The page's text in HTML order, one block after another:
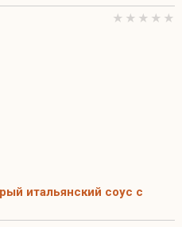
итальянский соус с